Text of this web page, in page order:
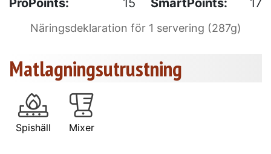
ProPoints: 15 SmartPoints: 17
Näringsdeklaration för 1 servering (287g)
Matlagningsutrustning
Spishäll Mixer